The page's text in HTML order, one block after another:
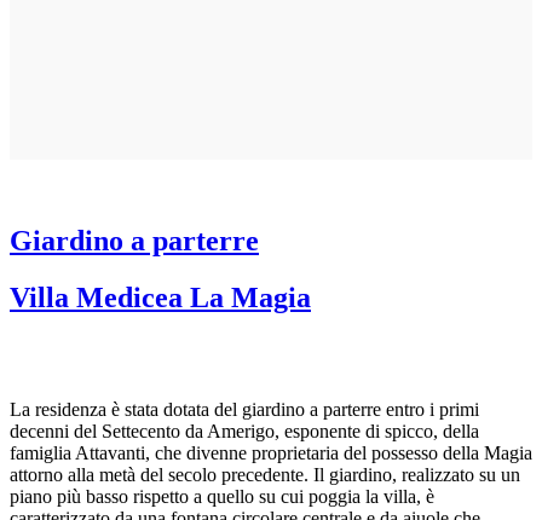
Giardino a parterre
Villa Medicea La Magia
La residenza è stata dotata del giardino a parterre entro i primi
decenni del Settecento da Amerigo, esponente di spicco, della
famiglia Attavanti, che divenne proprietaria del possesso della Magia
attorno alla metà del secolo precedente. Il giardino, realizzato su un
piano più basso rispetto a quello su cui poggia la villa, è